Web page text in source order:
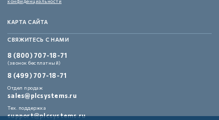
КАРТА САЙТА
СВЯЖИТЕСЬ С НАМИ
8 (800) 707-18-71
(звонок бесплатный)
8 (499) 707-18-71
Отдел продаж
sales@plcsystems.ru
Тех. поддержка
support@plcsystems.ru